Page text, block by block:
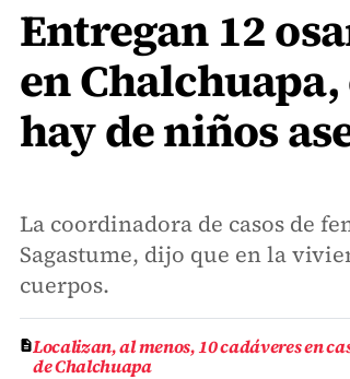
Entregan 12
en
hay de niños
La coordinadora de casos de
Sagastume, dijo que en la
cuerpos.
Localizan, al menos, 10 cadáveres en
de Chalchuapa